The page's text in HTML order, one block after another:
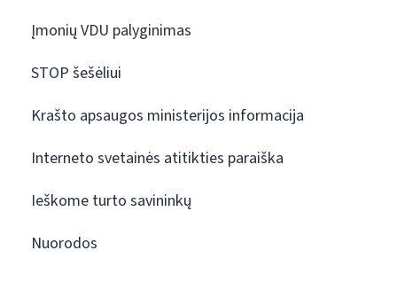
Įmonių VDU palyginimas
STOP šešėliui
Krašto apsaugos ministerijos informacija
Interneto svetainės atitikties paraiška
Ieškome turto savininkų
Nuorodos